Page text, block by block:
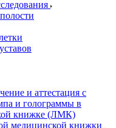
и аттестация с
и голограммы в
книжке (ЛМК)
медицинской книжки